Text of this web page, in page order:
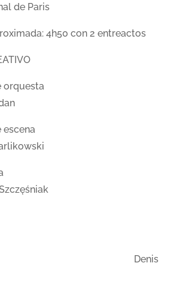
de Paris
4h50 con 2 entreactos
de orquesta
de escena
Denis